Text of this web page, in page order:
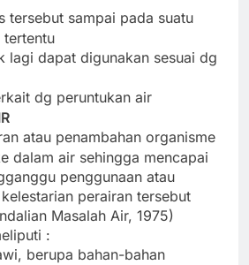
tersebut sampai pada suatu
tertentu
lagi dapat digunakan sesuai dg
dg peruntukan air
atau penambahan organisme
dalam air sehingga mencapai
penggunaan atau
perairan tersebut
Masalah Air, 1975)
:
berupa bahan-bahan